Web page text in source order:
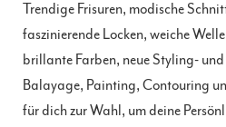
Trendige Frisuren, modische
faszinierende Locken, weiche
brillante Farben, neue Styling-
Balayage, Painting, Contouring
für dich zur Wahl, um deine